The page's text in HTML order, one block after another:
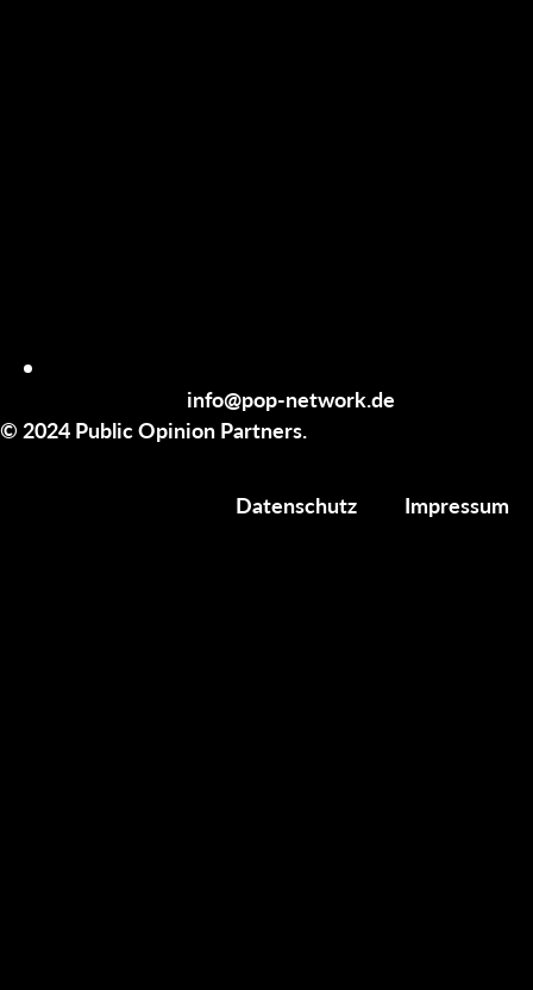
info@pop-network.de
© 2024 Public Opinion Partners.
Datenschutz Impressum